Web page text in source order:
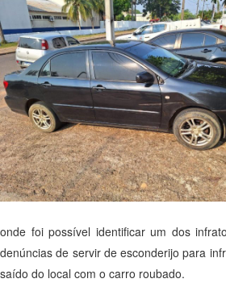
onde foi possível identificar um dos
denúncias de servir de esconderijo para
saído do local com o carro roubado.